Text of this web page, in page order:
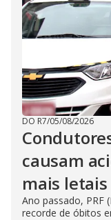
DO R7/05/08/2026
causam
mais letais
Ano passado, PRF
recorde de óbitos